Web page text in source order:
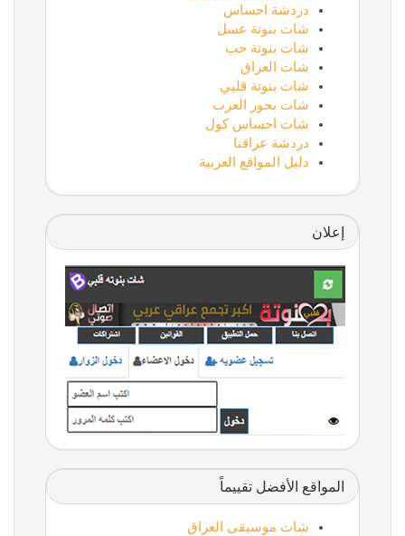
دردشة احساس
شات بنوتة عسل
شات بنوتة حب
شات العراق
شات بنوتة قلبي
شات بحور العرب
شات احساس كول
دردشة عراقنا
دليل المواقع العربية
إعلان
المواقع الأفضل تقييماً
شات موسيقى العراق